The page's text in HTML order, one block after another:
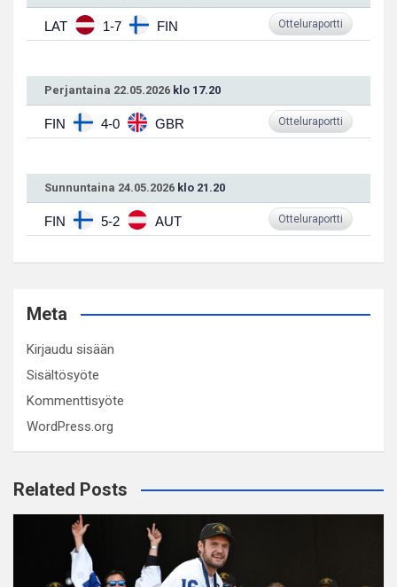
LAT 1-7 FIN Otteluraportti
Perjantaina 22.05.2026 klo 17.20
FIN 4-0 GBR Otteluraportti
Sunnuntaina 24.05.2026 klo 21.20
FIN 5-2 AUT Otteluraportti
Meta
Kirjaudu sisään
Sisältösyöte
Kommenttisyöte
WordPress.org
Related Posts